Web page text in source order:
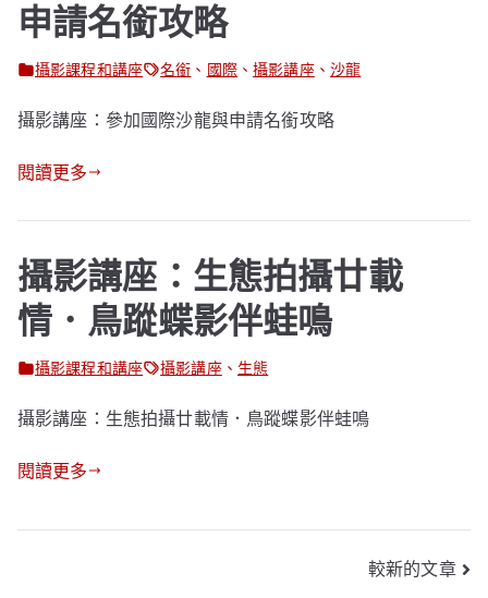
申請名銜攻略
攝影課程和講座 名銜 、 國際、攝影講座、 沙龍
攝影講座：參加國際沙龍與申請名銜攻略
閱讀更多
攝影講座：生態拍攝廿載
情．鳥蹤蝶影伴蛙鳴
攝影課程和講座 攝影講座、 生態
攝影講座：生態拍攝廿載情．鳥蹤蝶影伴蛙鳴
閱讀更多
較新的文章